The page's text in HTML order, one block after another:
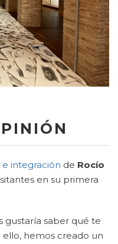
integración de Rocío
en su primera
gustaría saber qué te
ello, hemos creado un